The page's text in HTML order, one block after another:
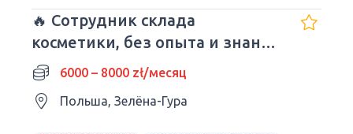
🔥 Сотрудник склада
косметики, без опыта и знания
языка6000 – 8000 zł/месяц
Польша, Зелёна-Гура